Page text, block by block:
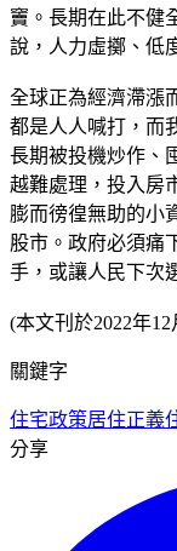
竇。長期在此不健
說，人力虛擲、低
全球正為經濟滯漲
都是人人喊打，而
長期被投機炒作、
越難處理，投入房
膨而徬徨無助的小
股市。政府必須痛
手，或讓人民下次
(本文刊於2022年
關鍵字
住宅政策居住正義
分享